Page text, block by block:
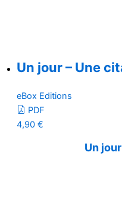
Un jour – Une
eBox Editions
PDF
4,90 €
Un